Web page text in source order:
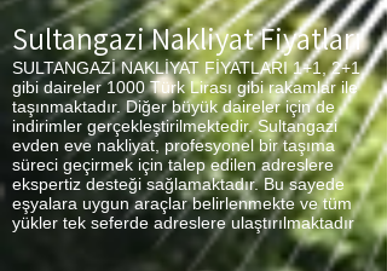
Sultangazi Nakliyat Fiyatları
SULTANGAZİ NAKLİYAT FİYATLARI 1+1, 2+1
gibi daireler 1000 Türk Lirası gibi rakamlar ile
taşınmaktadır. Diğer büyük daireler için de
indirimler gerçekleştirilmektedir. Sultangazi
evden eve nakliyat, profesyonel bir taşıma
süreci geçirmek için talep edilen adreslere
ekspertiz desteği sağlamaktadır. Bu sayede
eşyalara uygun araçlar belirlenmekte ve tüm
yükler tek seferde adreslere ulaştırılmaktadır